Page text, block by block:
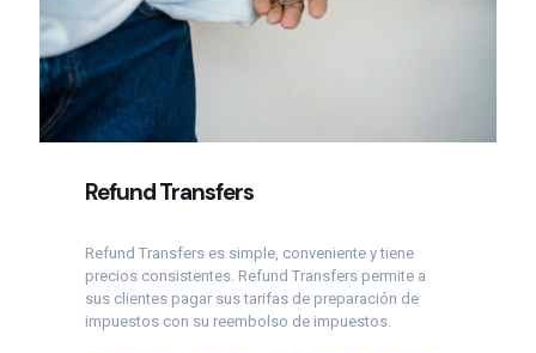
Refund Transfers
Refund Transfers es simple, conveniente y tiene
precios consistentes. Refund Transfers permite a
sus clientes pagar sus tarifas de preparación de
impuestos con su reembolso de impuestos.